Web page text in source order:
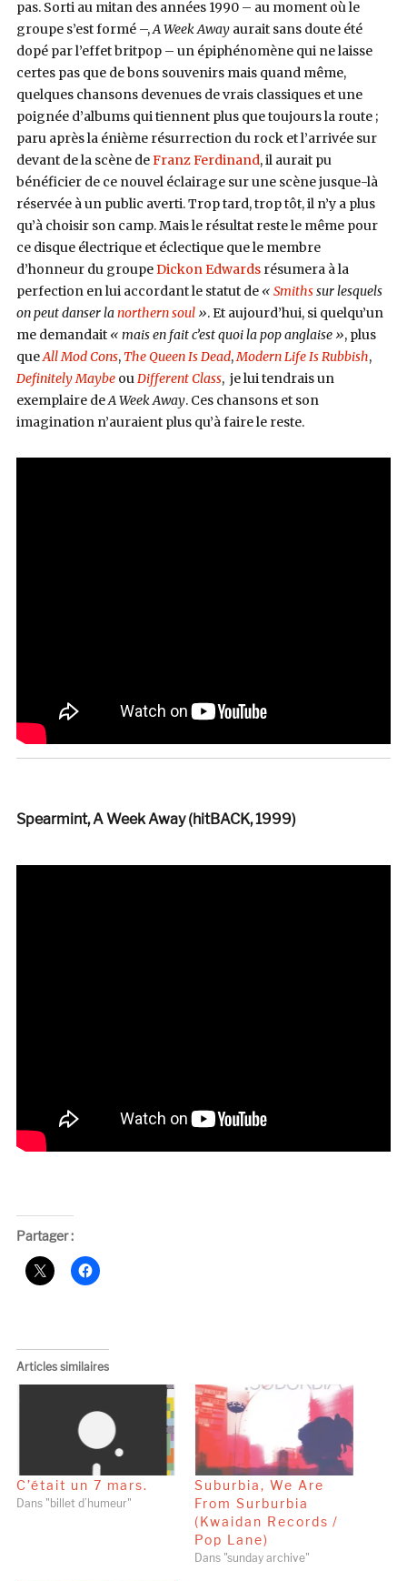
pas. Sorti au mitan des années 1990 – au moment où le
groupe s’est formé –,A Week Awayaurait sans doute été
dopé par l’effet britpop – un épiphénomène qui ne laisse
certes pas que de bons souvenirs mais quand même,
quelques chansons devenues de vrais classiques et une
poignée d’albums qui tiennent plus que toujours la route ;
paru après la énième résurrection du rock et l’arrivée sur
devant de la scène deFranz Ferdinand, il aurait pu
bénéficier de ce nouvel éclairage sur une scène jusque-là
réservée à un public averti. Trop tard, trop tôt, il n’y a plus
qu’à choisir son camp. Mais le résultat reste le même pour
ce disque électrique et éclectique que le membre
d’honneur du groupeDickon Edwardsrésumera à la
perfection en lui accordant le statut de « Smithssur lesquels
on peut danser lanorthern soul». Et aujourd’hui, si quelqu’un
me demandait « mais en fait c’est quoi la pop anglaise », plus
queAll Mod Cons, The Queen Is Dead,Modern Life Is Rubbish,
Definitely MaybeouDifferent Class, je lui tendrais un
exemplaire deA Week Away. Ces chansons et son
imagination n’auraient plus qu’à faire le reste.
Spearmint, A Week Away (hitBACK, 1999)
Partager :
Articles similaires
C’était un 7 mars.
Dans "billet d’humeur"
Suburbia, We Are
From Surburbia
(Kwaidan Records /
Pop Lane)
Dans "sunday archive"